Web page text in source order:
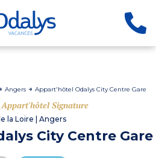
Angers Appart'hôtel Odalys City Centre Gare
Signature
la Loire | Angers
City Centre Gare